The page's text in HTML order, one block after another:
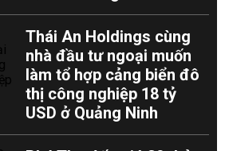
Thái An Holdings cùng
nhà đầu tư ngoại muốn
làm tổ hợp cảng biển đô
thị công nghiệp 18 tỷ
USD ở Quảng Ninh